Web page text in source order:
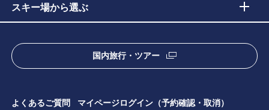
スキー場から選ぶ
国内旅行・ツアー
よくあるご質問
マイページログイン（予約確認・取消）